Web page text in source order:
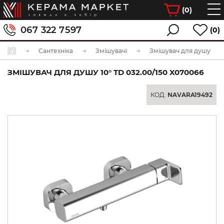
(0)
067 322 7597 (0)
Сантехніка Змішувачі Змішувач для душу
ЗМІШУВАЧ ДЛЯ ДУШУ 10° TD 032.00/150 X070066
КОД: NAVARA19492